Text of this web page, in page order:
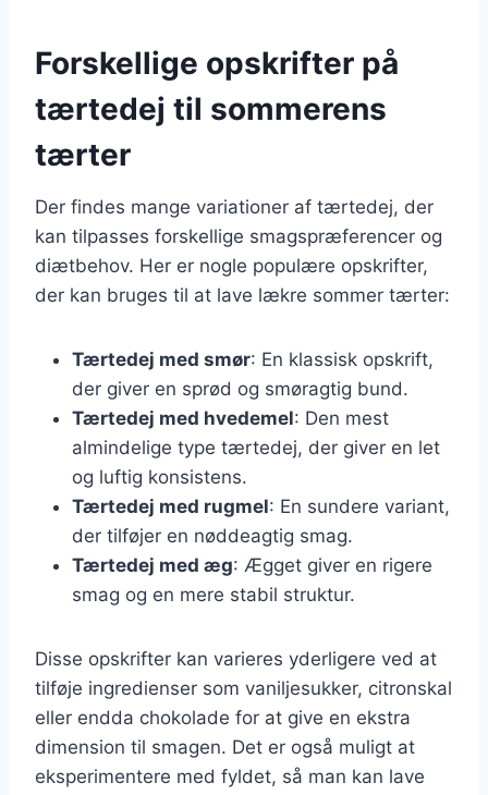
Forskellige opskrifter på
tærtedej til sommerens
tærter
Der findes mange variationer af tærtedej, der
kan tilpasses forskellige smagspræferencer og
diætbehov. Her er nogle populære opskrifter,
der kan bruges til at lave lækre sommer tærter:
Tærtedej med smør: En klassisk opskrift,
der giver en sprød og smøragtig bund.
Tærtedej med hvedemel: Den mest
almindelige type tærtedej, der giver en let
og luftig konsistens.
Tærtedej med rugmel: En sundere variant,
der tilføjer en nøddeagtig smag.
Tærtedej med æg: Ægget giver en rigere
smag og en mere stabil struktur.
Disse opskrifter kan varieres yderligere ved at
tilføje ingredienser som vaniljesukker, citronskal
eller endda chokolade for at give en ekstra
dimension til smagen. Det er også muligt at
eksperimentere med fyldet, så man kan lave